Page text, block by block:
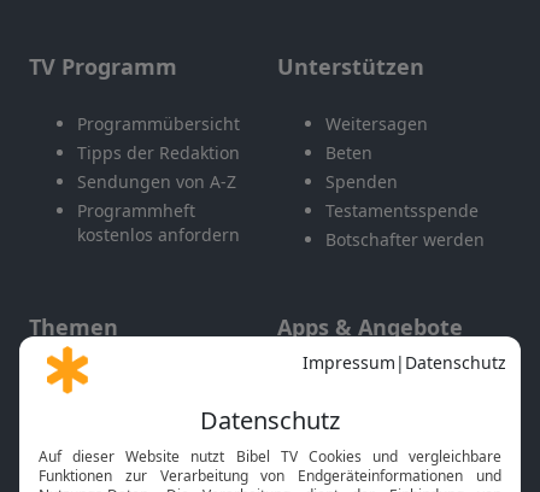
TV Programm
Programmübersicht
Tipps der Redaktion
Sendungen von A-Z
Programmheft
kostenlos anfordern
Unterstützen
Weitersagen
Beten
Spenden
Testamentsspende
Botschafter werden
Themen
Gott und Bibel erklärt
Neuigkeiten
Apps & Angebote
Mobile App
Smart TV